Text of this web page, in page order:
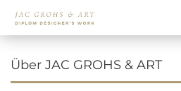
Über JAC GROHS & ART